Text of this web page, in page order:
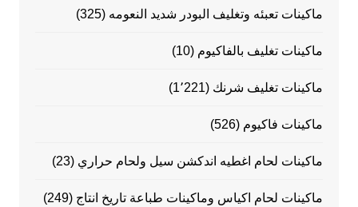
ماكينات تعبئه وتغليف البودر شديد النعومه (325)
ماكينات تغليف بالفاكيوم (10)
ماكينات تغليف شرنك (1٬221)
ماكينات فاكيوم (526)
ماكينات لحام اغطيه اندكشن سيل ولحام حراري (23)
ماكينات لحام اكياس وماكينات طباعة تاريخ انتاج (249)